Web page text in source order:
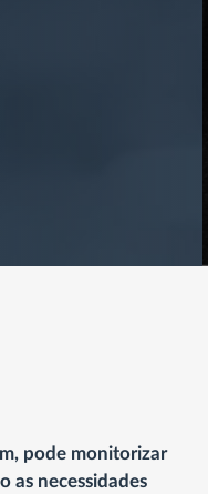
pode monitorizar
as necessidades